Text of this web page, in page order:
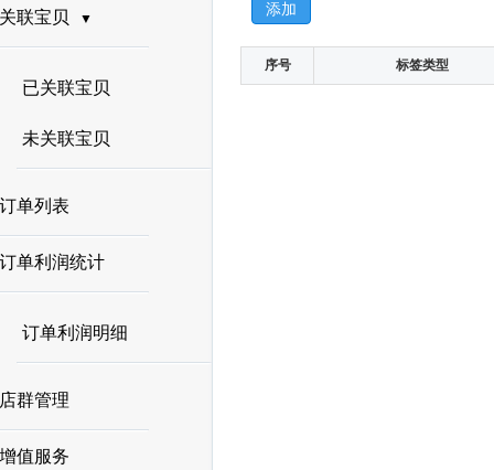
关联宝贝 ▼
已关联宝贝
未关联宝贝
订单列表
订单利润统计
订单利润明细
店群管理
增值服务
添加
序号 标签类型